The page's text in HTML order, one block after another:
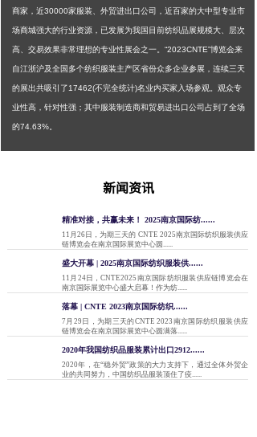
商家，近30000家服装、外贸进出口公司，近百家的大中型专业市
场商城强大的行业资源，已发展为我国目前纺织品展规模大、层次
高、交易效果非常理想的专业性展会之一。“2023CNTE”博览会来
自江浙沪及全国多个纺织服装主产区省份众多企业参展，连续三天
的展出共吸引了17462(不完全统计)名业内买家入场参观。观众专
业性高，针对性强；其中服装制造商和贸易进出口公司占到了全场
的74.63%。
新闻资讯
精准对接，共赢未来！ 2025南京国际纺......
11月26日，为期三天的 CNTE 2025南京国际纺织服装供应
链博览会在南京国际展览中心圆......
盛大开幕 | 2025南京国际纺织服装供......
11月24日，CNTE2025南京国际纺织服装供应链博览会在
南京国际展览中心盛大启幕！作为纺......
落幕 | CNTE 2023南京国际纺织......
7月29日，为期三天的CNTE 2023南京国际纺织服装供应
链博览会在南京国际展览中心圆满落......
2020年我国纺织品服装累计出口2912......
2020年，在“稳外贸”政策的大力支持下，通过全体外贸企
业的共同努力，中国纺织品服装顶住了疫......